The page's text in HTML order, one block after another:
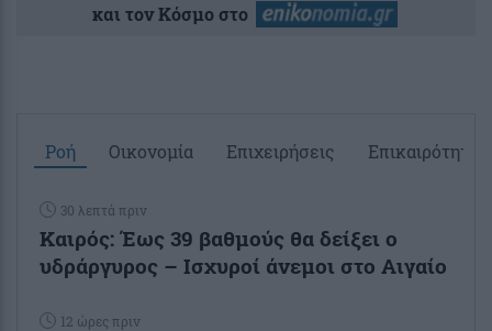
και τον Κόσμο στο
Ροή Οικονομία Επιχειρήσεις Επικαιρότητα
30 λεπτά πριν
Καιρός: Έως 39 βαθμούς θα δείξει ο
υδράργυρος – Ισχυροί άνεμοι στο Αιγαίο
12 ώρες πριν